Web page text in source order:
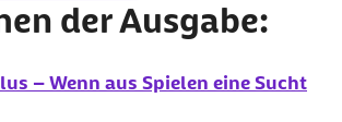
der Ausgabe:
– Wenn aus Spielen eine Sucht